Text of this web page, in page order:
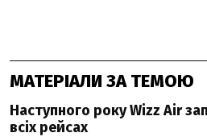
МАТЕРІАЛИ ЗА ТЕМОЮ
Наступного року Wizz Air
всіх рейсах